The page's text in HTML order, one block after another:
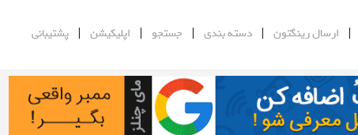
| ارسال رینگتون |دسته بندی | جستجو | اپلیکیشن |پشتیبانی